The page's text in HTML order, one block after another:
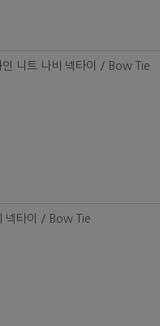
니트 나비 넥타이 / Bow Tie
넥타이 / Bow Tie